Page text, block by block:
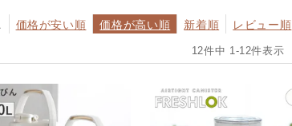
価格が安い順 価格が高い順 新着順 レビュー順
12件中 1-12件表示